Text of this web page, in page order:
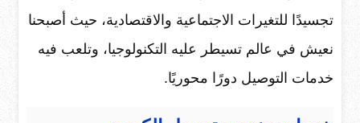
تجسيدًا للتغيرات الاجتماعية والاقتصادية، حيث أصبحنا
نعيش في عالم تسيطر عليه التكنولوجيا، وتلعب فيه
خدمات التوصيل دورًا محوريًا.